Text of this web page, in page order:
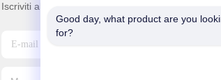
Iscriviti alla nostra newsletter per sconti e altro
Good day, what product are you
for?